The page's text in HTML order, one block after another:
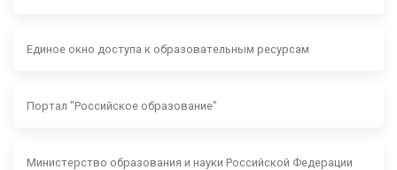
Единое окно доступа к образовательным ресурсам
Портал "Российское образование"
Министерство образования и науки Российской Федерации